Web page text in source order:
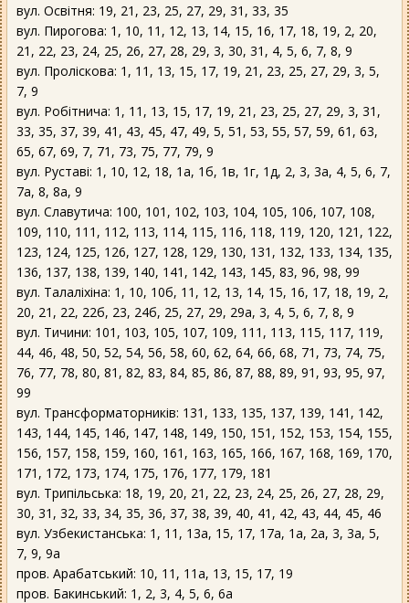
вул. Освітня: 19, 21, 23, 25, 27, 29, 31, 33, 35
вул. Пирогова: 1, 10, 11, 12, 13, 14, 15, 16, 17, 18, 19, 2, 20,
21, 22, 23, 24, 25, 26, 27, 28, 29, 3, 30, 31, 4, 5, 6, 7, 8, 9
вул. Проліскова: 1, 11, 13, 15, 17, 19, 21, 23, 25, 27, 29, 3, 5,
7, 9
вул. Робітнича: 1, 11, 13, 15, 17, 19, 21, 23, 25, 27, 29, 3, 31,
33, 35, 37, 39, 41, 43, 45, 47, 49, 5, 51, 53, 55, 57, 59, 61, 63,
65, 67, 69, 7, 71, 73, 75, 77, 79, 9
вул. Руставі: 1, 10, 12, 18, 1а, 1б, 1в, 1г, 1д, 2, 3, 3а, 4, 5, 6, 7,
7а, 8, 8а, 9
вул. Славутича: 100, 101, 102, 103, 104, 105, 106, 107, 108,
109, 110, 111, 112, 113, 114, 115, 116, 118, 119, 120, 121, 122,
123, 124, 125, 126, 127, 128, 129, 130, 131, 132, 133, 134, 135,
136, 137, 138, 139, 140, 141, 142, 143, 145, 83, 96, 98, 99
вул. Талаліхіна: 1, 10, 10б, 11, 12, 13, 14, 15, 16, 17, 18, 19, 2,
20, 21, 22, 22б, 23, 24б, 25, 27, 29, 29а, 3, 4, 5, 6, 7, 8, 9
вул. Тичини: 101, 103, 105, 107, 109, 111, 113, 115, 117, 119,
44, 46, 48, 50, 52, 54, 56, 58, 60, 62, 64, 66, 68, 71, 73, 74, 75,
76, 77, 78, 80, 81, 82, 83, 84, 85, 86, 87, 88, 89, 91, 93, 95, 97,
99
вул. Трансформаторників: 131, 133, 135, 137, 139, 141, 142,
143, 144, 145, 146, 147, 148, 149, 150, 151, 152, 153, 154, 155,
156, 157, 158, 159, 160, 161, 163, 165, 166, 167, 168, 169, 170,
171, 172, 173, 174, 175, 176, 177, 179, 181
вул. Трипільська: 18, 19, 20, 21, 22, 23, 24, 25, 26, 27, 28, 29,
30, 31, 32, 33, 34, 35, 36, 37, 38, 39, 40, 41, 42, 43, 44, 45, 46
вул. Узбекистанська: 1, 11, 13а, 15, 17, 17а, 1а, 2а, 3, 3а, 5,
7, 9, 9а
пров. Арабатський: 10, 11, 11а, 13, 15, 17, 19
пров. Бакинський: 1, 2, 3, 4, 5, 6, 6а